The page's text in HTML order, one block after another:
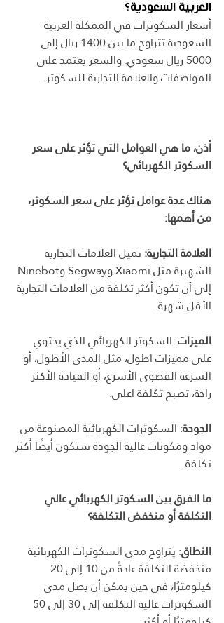
العربية السعودية؟
أسعار السكوترات في الممكلة العربية
السعودية تتراوح ما بين 1400 ريال إلى
5000 ريال سعودي. والسعر يعتمد على
المواصفات والعلامة التجارية للسكوتر.
أذن، ما هي العوامل التي تؤثر على سعر
السكوتر الكهربائي؟
هناك عدة عوامل تؤثر على سعر السكوتر،
من أهمها:
العلامة التجارية: تميل العلامات التجارية
إلى أن تكون أكثر تكلفة من العلامات التجارية
الأقل شهرة.
الميزات: السكوتر الكهربائي الذي يحتوي
على مميزات اطول، مثل المدى الأطول، أو
السرعة القصوى الأسرع، أو القيادة الأكثر
راحة، تصبح تكلفة اعلى.
الجودة: السكوترات الكهربائية المصنوعة من
مواد ومكونات عالية الجودة ستكون أيضًا أكثر
تكلفة.
ما الفرق بين السكوتر الكهربائي عالي
التكلفة أو منخفض التكلفة؟
النطاق: يتراوح مدى السكوترات الكهربائية
كيلومترًا، في حين يمكن أن يصل مدى